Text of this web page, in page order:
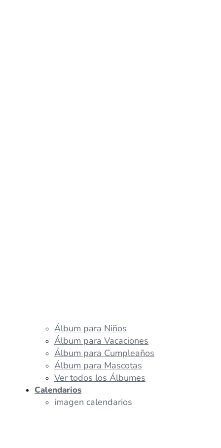
Álbum para Niños
Álbum para Vacaciones
Álbum para Cumpleaños
Álbum para Mascotas
Ver todos los Álbumes
Calendarios
imagen calendarios